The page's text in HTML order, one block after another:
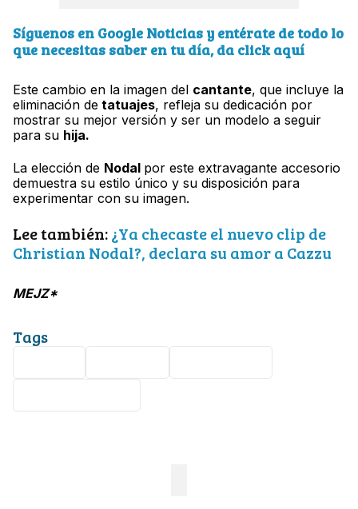
Síguenos en Google Noticias y entérate de todo lo
que necesitas saber en tu día, da click aquí
Este cambio en la imagen del cantante, que incluye la
eliminación de tatuajes, refleja su dedicación por
mostrar su mejor versión y ser un modelo a seguir
para su hija.
La elección de Nodal por este extravagante accesorio
demuestra su estilo único y su disposición para
experimentar con su imagen.
Lee también: ¿Ya checaste el nuevo clip de
Christian Nodal?, declara su amor a Cazzu
MEJZ*
Tags